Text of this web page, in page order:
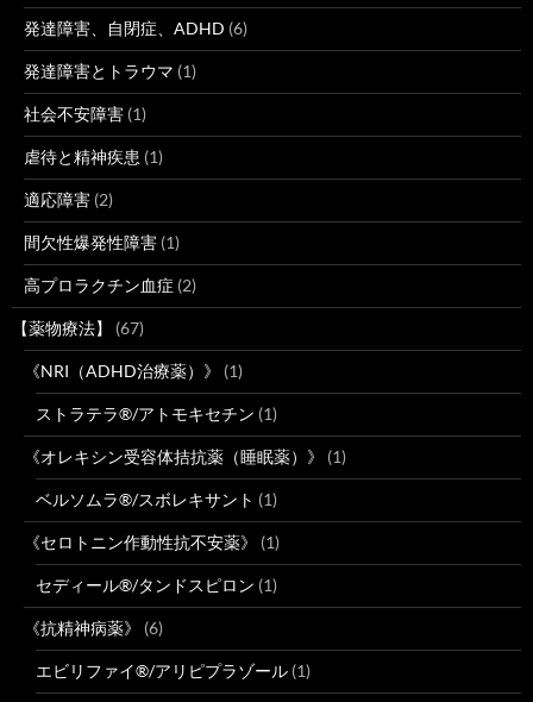
発達障害、自閉症、ADHD (6)
発達障害とトラウマ (1)
社会不安障害 (1)
虐待と精神疾患 (1)
適応障害 (2)
間欠性爆発性障害 (1)
高プロラクチン血症 (2)
【薬物療法】 (67)
《NRI（ADHD治療薬）》 (1)
ストラテラ®/アトモキセチン (1)
《オレキシン受容体拮抗薬（睡眠薬）》 (1)
ベルソムラ®/スボレキサント (1)
《セロトニン作動性抗不安薬》 (1)
セディール®/タンドスピロン (1)
《抗精神病薬》 (6)
エビリファイ®/アリピプラゾール (1)